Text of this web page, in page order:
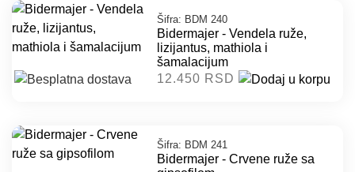
Šifra: BDM 240
Bidermajer - Vendela ruže,
lizijantus, mathiola i
šamalacijum
12.450 RSD
Šifra: BDM 241
Bidermajer - Crvene ruže sa